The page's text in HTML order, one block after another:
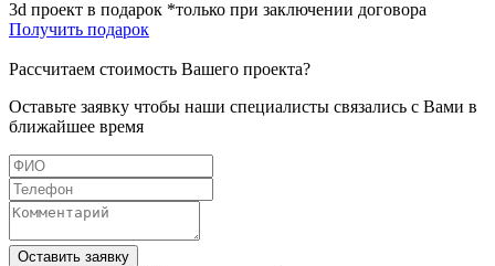
3d проект в подарок *только при заключении договора
Получить подарок
Рассчитаем стоимость Вашего проекта?
Оставьте заявку чтобы наши специалисты связались с Вами в
ближайшее время
Оставить заявку